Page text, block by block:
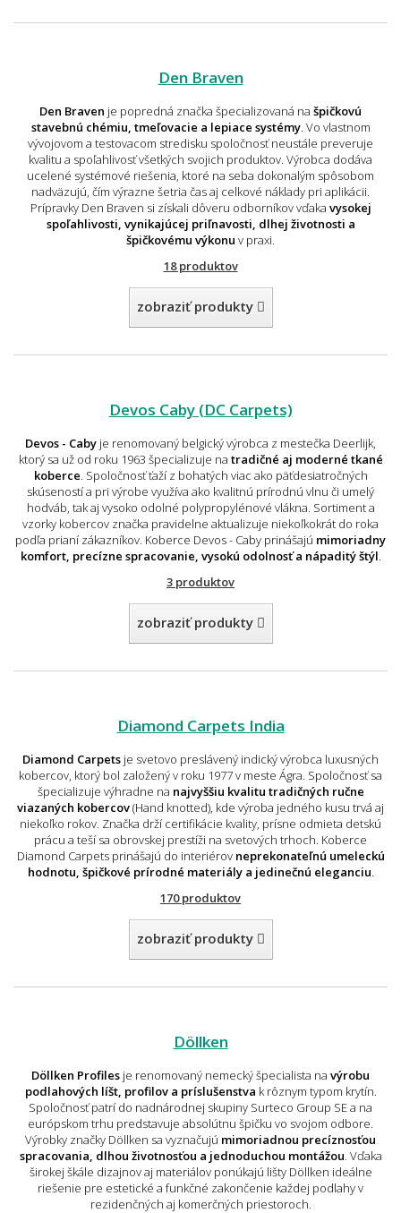
Den Braven
Den Braven je popredná značka špecializovaná na špičkovú
stavebnú chémiu, tmeľovacie a lepiace systémy. Vo vlastnom
vývojovom a testovacom stredisku spoločnosť neustále preveruje
kvalitu a spoľahlivosť všetkých svojich produktov. Výrobca dodáva
ucelené systémové riešenia, ktoré na seba dokonalým spôsobom
nadväzujú, čím výrazne šetria čas aj celkové náklady pri aplikácii.
Prípravky Den Braven si získali dôveru odborníkov vďaka vysokej
spoľahlivosti, vynikajúcej priľnavosti, dlhej životnosti a
špičkovému výkonu v praxi.
18 produktov
zobraziť produkty
Devos Caby (DC Carpets)
Devos - Caby je renomovaný belgický výrobca z mestečka Deerlijk,
ktorý sa už od roku 1963 špecializuje na tradičné aj moderné tkané
koberce . Spoločnosť ťaží z bohatých viac ako päťdesiatročných
skúseností a pri výrobe využíva ako kvalitnú prírodnú vlnu či umelý
hodváb, tak aj vysoko odolné polypropylénové vlákna. Sortiment a
vzorky kobercov značka pravidelne aktualizuje niekoľkokrát do roka
podľa prianí zákazníkov. Koberce Devos - Caby prinášajú mimoriadny
komfort, precízne spracovanie, vysokú odolnosť a nápaditý štýl
3 produktov
zobraziť produkty
Diamond Carpets India
Diamond Carpets je svetovo preslávený indický výrobca luxusných
kobercov, ktorý bol založený v roku 1977 v meste Ágra. Spoločnosť sa
špecializuje výhradne na najvyššiu kvalitu tradičných ručne
viazaných kobercov(Hand knotted), kde výroba jedného kusu trvá aj
niekoľko rokov. Značka drží certifikácie kvality, prísne odmieta detskú
prácu a teší sa obrovskej prestíži na svetových trhoch. Koberce
Diamond Carpets prinášajú do interiérov neprekonateľnú umeleckú
hodnotu, špičkové prírodné materiály a jedinečnú eleganciu
170 produktov
zobraziť produkty
Döllken
Döllken Profiles je renomovaný nemecký špecialista na výrobu
podlahových líšt, profilov a príslušenstva k rôznym typom krytín.
Spoločnosť patrí do nadnárodnej skupiny Surteco Group SE a na
európskom trhu predstavuje absolútnu špičku vo svojom odbore.
Výrobky značky Döllken sa vyznačujú mimoriadnou precíznosťou
spracovania, dlhou životnosťou a jednoduchou montážou . Vďaka
širokej škále dizajnov aj materiálov ponúkajú lišty Döllken ideálne
riešenie pre estetické a funkčné zakončenie každej podlahy v
rezidenčných aj komerčných priestoroch.